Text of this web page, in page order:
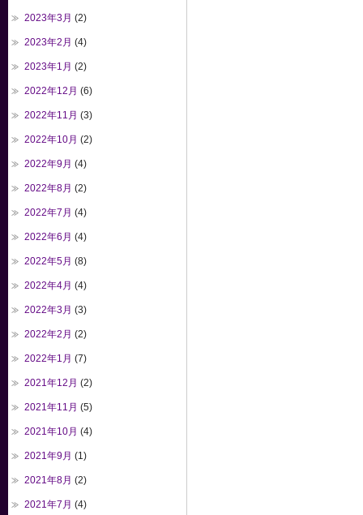
2023年3月 (2)
2023年2月 (4)
2023年1月 (2)
2022年12月 (6)
2022年11月 (3)
2022年10月 (2)
2022年9月 (4)
2022年8月 (2)
2022年7月 (4)
2022年6月 (4)
2022年5月 (8)
2022年4月 (4)
2022年3月 (3)
2022年2月 (2)
2022年1月 (7)
2021年12月 (2)
2021年11月 (5)
2021年10月 (4)
2021年9月 (1)
2021年8月 (2)
2021年7月 (4)